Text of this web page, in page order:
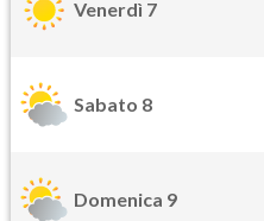
Venerdì 7
Sabato 8
Domenica 9